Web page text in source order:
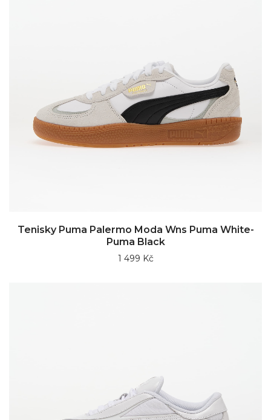
Tenisky Puma Palermo Moda Wns Puma White-
Puma Black
1 499 Kč